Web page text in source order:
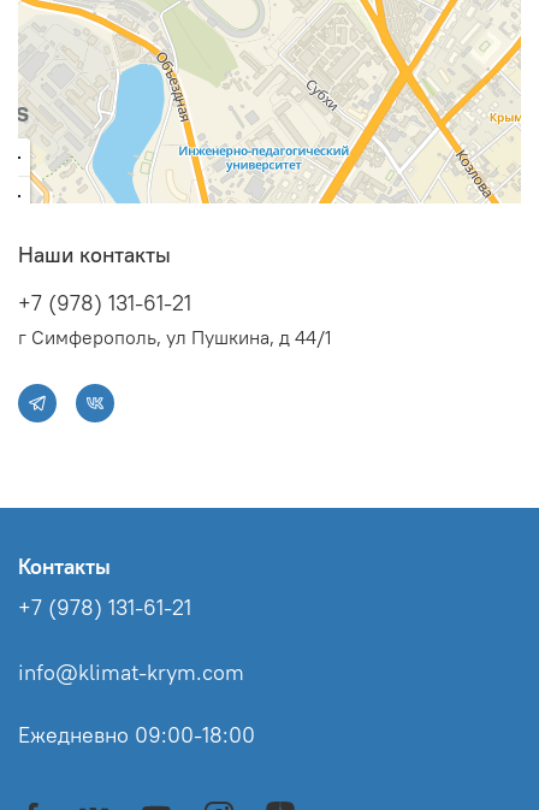
Наши контакты
+7 (978) 131-61-21
г Симферополь, ул Пушкина, д 44/1
Контакты
+7 (978) 131-61-21
info@klimat-krym.com
Ежедневно 09:00-18:00